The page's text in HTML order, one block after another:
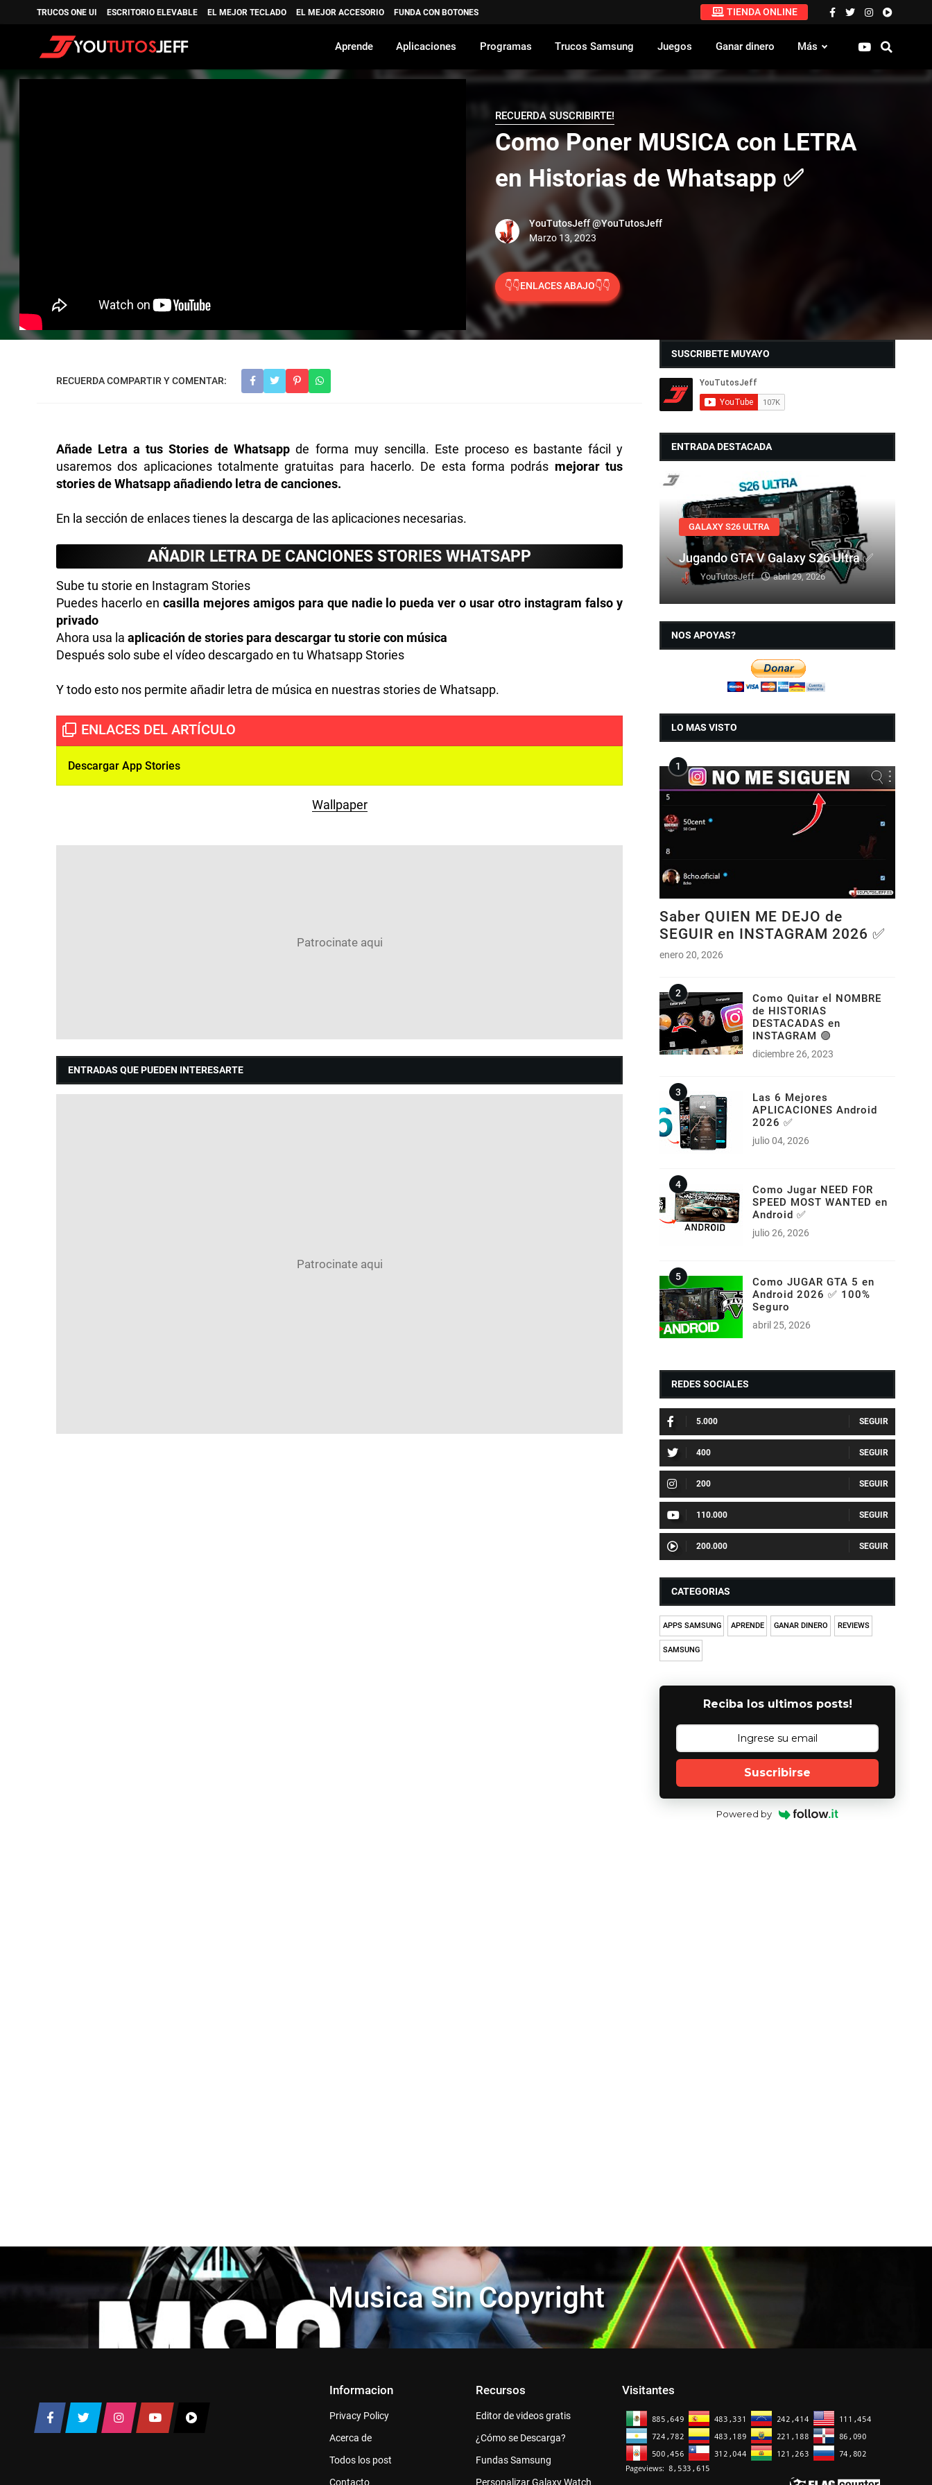
TRUCOS ONE UI ESCRITORIO ELEVABLE EL MEJOR TECLADO EL MEJOR ACCESORIO FUNDA CON BOTONES TIENDA ONLINE
Aprende Aplicaciones Programas Trucos Samsung Juegos Ganar dinero Más
Como Poner MUSICA con LETRA
en Historias de Whatsapp ✅
RECUERDA SUSCRIBIRTE!
👇👇ENLACES ABAJO👇👇
YouTutosJeff@YouTutosJeff
Añade Letra a tus Stories de Whatsapp de forma muy sencilla. Este proceso es bastante fácil y
usaremos dos aplicaciones totalmente gratuitas para hacerlo. De esta forma podrás mejorar tus
stories de Whatsapp añadiendo letra de canciones.
En la sección de enlaces tienes la descarga de las aplicaciones necesarias.
AÑADIR LETRA DE CANCIONES STORIES WHATSAPP
Sube tu storie en Instagram Stories
Puedes hacerlo en casilla mejores amigos para que nadie lo pueda ver o usar otro instagram falso y
privado
Ahora usa la aplicación de stories para descargar tu storie con música
Después solo sube el vídeo descargado en tu Whatsapp Stories
Y todo esto nos permite añadir letra de música en nuestras stories de Whatsapp.
Descargar App Stories
Wallpaper
ENTRADAS QUE PUEDEN INTERESARTE
SUSCRIBETE MUYAYO
ENTRADA DESTACADA
GALAXY S26 ULTRA
Jugando GTA V Galaxy S26 Ultra ✅
YouTutosJeff abril 29, 2026
NOS APOYAS?
LO MAS VISTO
Saber QUIEN ME DEJO de
SEGUIR en INSTAGRAM 2026 ✅
enero 20, 2026
Como Quitar el NOMBRE
de HISTORIAS
DESTACADAS en
INSTAGRAM 🟣
diciembre 26, 2023
Las 6 Mejores
APLICACIONES Android
2026 ✅
julio 04, 2026
Como Jugar NEED FOR
SPEED MOST WANTED en
Android ✅
julio 26, 2026
Como JUGAR GTA 5 en
Android 2026 ✅ 100%
Seguro
abril 25, 2026
REDES SOCIALES
5.000
400
200
110.000
200.000
CATEGORIAS
APPS SAMSUNG APRENDE GANAR DINERO REVIEWS
SAMSUNG
Reciba los ultimos posts!
Suscribirse
Powered by
Musica Sin Copyright
Informacion
Privacy Policy
Acerca de
Todos los post
Contacto
Recursos
Editor de videos gratis
¿Cómo se Descarga?
Fundas Samsung
Personalizar Galaxy Watch
Visitantes